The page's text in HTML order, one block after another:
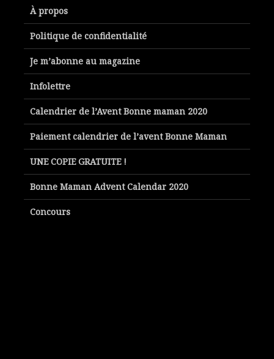
À propos
Politique de confidentialité
Je m’abonne au magazine
Infolettre
Calendrier de l’Avent Bonne maman 2020
Paiement calendrier de l’avent Bonne Maman
UNE COPIE GRATUITE !
Bonne Maman Advent Calendar 2020
Concours